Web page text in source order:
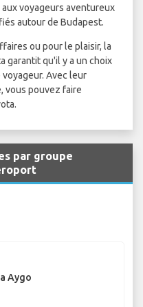
voyageurs aventureux
autour de Budapest.
ou pour le plaisir, la
garantit qu'il y a un choix
Avec leur
vous pouvez faire
par groupe
Aygo